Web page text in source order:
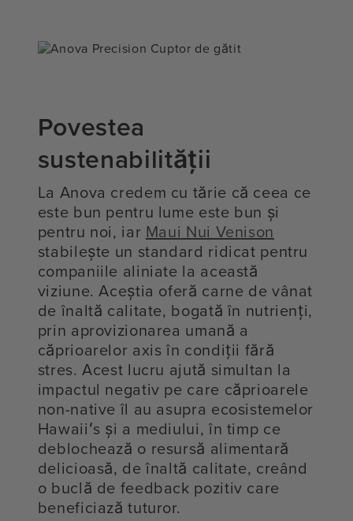
Povestea
sustenabilității
La Anova credem cu tărie că ceea ce
este bun pentru lume este bun și
pentru noi, iar Maui Nui Venison
stabilește un standard ridicat pentru
companiile aliniate la această
viziune. Aceștia oferă carne de vânat
de înaltă calitate, bogată în nutrienți,
prin aprovizionarea umană a
căprioarelor axis în condiții fără
stres. Acest lucru ajută simultan la
impactul negativ pe care căprioarele
non-native îl au asupra ecosistemelor
Hawaiiʻs și a mediului, în timp ce
deblochează o resursă alimentară
delicioasă, de înaltă calitate, creând
o buclă de feedback pozitiv care
beneficiază tuturor.